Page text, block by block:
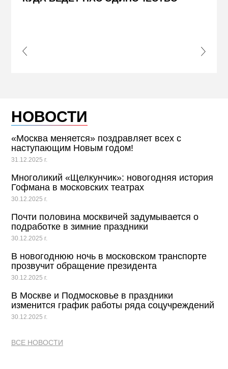
Slide
Next
НОВОСТИ
«Москва меняется» поздравляет всех с
наступающим Новым годом!
31.12.2025 г.
Многоликий «Щелкунчик»: новогодняя история
Гофмана в московских театрах
30.12.2025 г.
Почти половина москвичей задумывается о
подработке в зимние праздники
30.12.2025 г.
В новогоднюю ночь в московском транспорте
прозвучит обращение президента
30.12.2025 г.
В Москве и Подмосковье в праздники
изменится график работы ряда соцучреждений
30.12.2025 г.
ВСЕ НОВОСТИ